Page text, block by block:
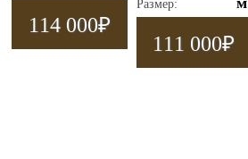
114 000₽
Размер:
111 000₽